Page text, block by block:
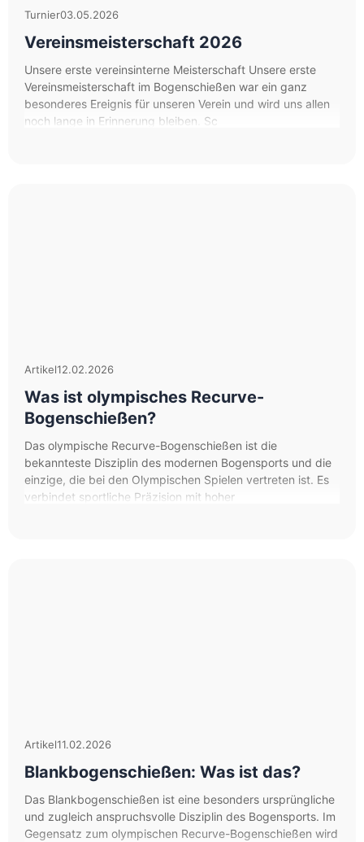
Turnier03.05.2026
Vereinsmeisterschaft 2026
Unsere erste vereinsinterne Meisterschaft Unsere erste
Vereinsmeisterschaft im Bogenschießen war ein ganz
besonderes Ereignis für unseren Verein und wird uns allen
noch lange in Erinnerung bleiben. Sc
Artikel12.02.2026
Was ist olympisches Recurve-
Bogenschießen?
Das olympische Recurve-Bogenschießen ist die
bekannteste Disziplin des modernen Bogensports und die
einzige, die bei den Olympischen Spielen vertreten ist. Es
verbindet sportliche Präzision mit hoher
Artikel11.02.2026
Blankbogenschießen: Was ist das?
Das Blankbogenschießen ist eine besonders ursprüngliche
und zugleich anspruchsvolle Disziplin des Bogensports. Im
Gegensatz zum olympischen Recurve-Bogenschießen wird